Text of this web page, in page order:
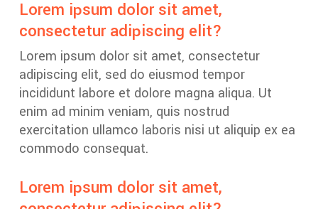
Lorem ipsum dolor sit amet,
consectetur adipiscing elit?
Lorem ipsum dolor sit amet, consectetur
adipiscing elit, sed do eiusmod tempor
incididunt labore et dolore magna aliqua. Ut
enim ad minim veniam, quis nostrud
exercitation ullamco laboris nisi ut aliquip ex ea
commodo consequat.
Lorem ipsum dolor sit amet,